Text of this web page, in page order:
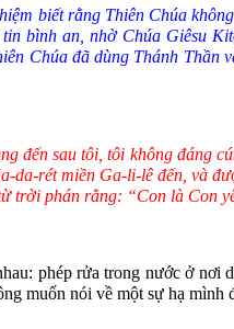
biết rằng Thiên Chúa
bình an, nhờ Chúa Giêsu
Chúa đã dùng Thánh
đến sau tôi, tôi không đáng
da-rét miền Ga-li-lê đến, và
trời phán rằng: “Con là Con
phép rửa trong nước ở
muốn nói về một sự hạ